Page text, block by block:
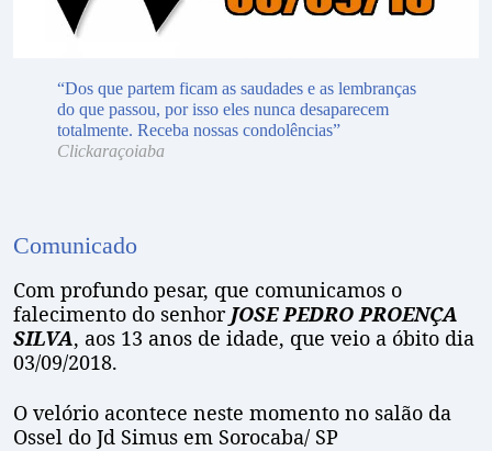
“Dos que partem ficam as saudades e as lembranças
do que passou, por isso eles nunca desaparecem
totalmente. Receba nossas condolências”
Clickaraçoiaba
Comunicado
Com profundo pesar, que comunicamos o
falecimento do senhor JOSE PEDRO PROENÇA
SILVA, aos 13 anos de idade, que veio a óbito dia
03/09/2018.
O velório acontece neste momento no salão da
Ossel do Jd Simus em Sorocaba/ SP